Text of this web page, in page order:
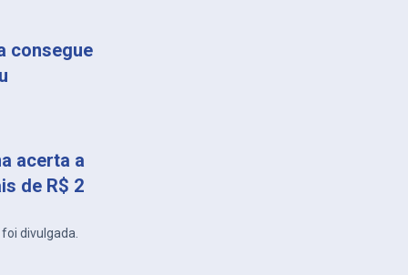
consegue
acerta a
de R$ 2
divulgada.